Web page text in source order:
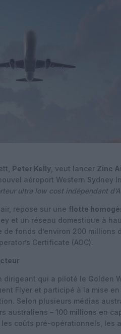
Peter Kelly , veut lancer Zinc
aéroport Western Sydney
ultra low cost indépendant
repose sur une flotte
et un réseau domestique à
fonds d’environ 200 millions
Certificate (AOC).
dirigeant qui a piloté le Golden
Flyer et participé à la mise
Selon plusieurs médias
australiens – 100 millions en
coûts pré-opérationnels, les